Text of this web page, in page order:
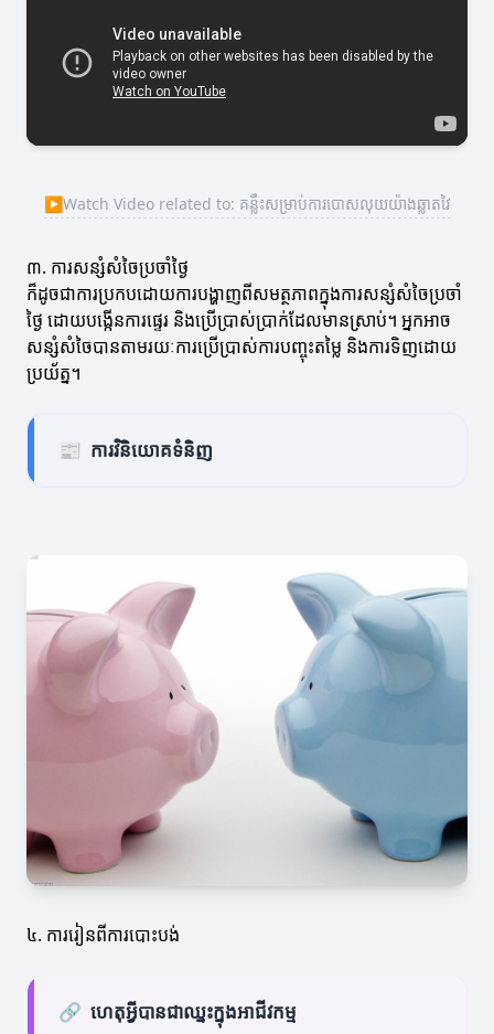
▶Watch Video related to: គន្លឹះសម្រាប់ការបោសលុយយ៉ាងឆ្លាតវៃ
៣. ការសន្សំសំចៃប្រចាំថ្ងៃ
ក៏ដូចជាការប្រកបដោយការបង្ហាញពីសមត្ថភាពក្នុងការសន្សំសំចៃប្រចាំ
ថ្ងៃ ដោយបង្កើនការផ្ទេរ និងប្រើប្រាស់ប្រាក់ដែលមានស្រាប់។ អ្នកអាច
សន្សំសំចៃបានតាមរយៈការប្រើប្រាស់ការបញ្ចុះតម្លៃ និងការទិញដោយ
ប្រយ័ត្ន។
📰 ការវិនិយោគទំនិញ
៤. ការរៀនពីការបោះបង់
🔗 ហេតុអ្វីបានជាឈ្នះក្នុងអាជីវកម្ម